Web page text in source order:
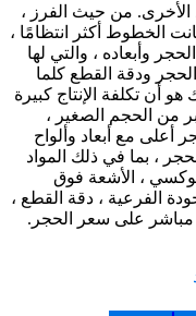
الأخرى. من حيث الفرز ،
الخطوط أكثر انتظامًا ،
وأبعاده ، والتي لها
ودقة القطع كلما
أن تكلفة الإنتاج كبيرة
من الحجم الصغير ،
أعلى مع أبعاد وألواح
، بما في ذلك المواد
، الأشعة فوق
الفرعية ، دقة القطع ،
مباشر على سعر الحجر.